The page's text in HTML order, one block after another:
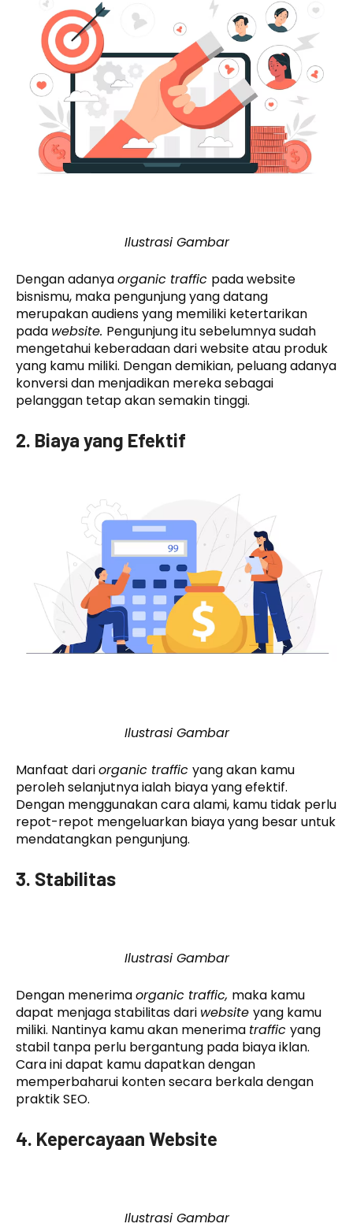
Ilustrasi Gambar
Dengan adanyaorganic traffic pada website
bisnismu, maka pengunjung yang datang
merupakan audiens yang memiliki ketertarikan
pada website. Pengunjung itu sebelumnya sudah
mengetahui keberadaan dari website atau produk
yang kamu miliki. Dengan demikian, peluang adanya
konversi dan menjadikan mereka sebagai
pelanggan tetap akan semakin tinggi.
2. Biaya yang Efektif
Ilustrasi Gambar
Manfaat dariorganic traffic yang akan kamu
peroleh selanjutnya ialah biaya yang efektif.
Dengan menggunakan cara alami, kamu tidak perlu
repot-repot mengeluarkan biaya yang besar untuk
mendatangkan pengunjung.
3. Stabilitas
Ilustrasi Gambar
Dengan menerimaorganic traffic, maka kamu
dapat menjaga stabilitas dari website yang kamu
miliki. Nantinya kamu akan menerima traffic yang
stabil tanpa perlu bergantung pada biaya iklan.
Cara ini dapat kamu dapatkan dengan
memperbaharui konten secara berkala dengan
praktik SEO.
4. Kepercayaan Website
Ilustrasi Gambar